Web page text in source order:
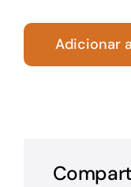
Adicionar